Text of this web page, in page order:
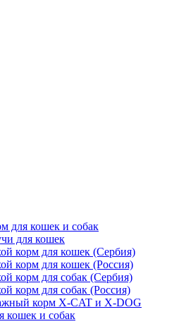
для кошек и собак
для кошек
корм для кошек (Сербия)
корм для кошек (Россия)
корм для собак (Сербия)
корм для собак (Россия)
корм X-CAT и X-DOG
кошек и собак